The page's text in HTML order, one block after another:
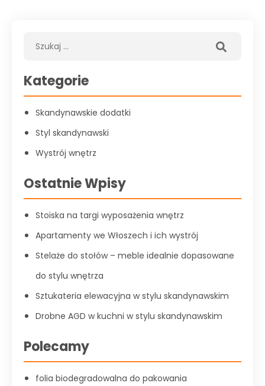
Kategorie
Skandynawskie dodatki
Styl skandynawski
Wystrój wnętrz
Ostatnie Wpisy
Stoiska na targi wyposażenia wnętrz
Apartamenty we Włoszech i ich wystrój
Stelaże do stołów – meble idealnie dopasowane
do stylu wnętrza
Sztukateria elewacyjna w stylu skandynawskim
Drobne AGD w kuchni w stylu skandynawskim
Polecamy
folia biodegradowalna do pakowania